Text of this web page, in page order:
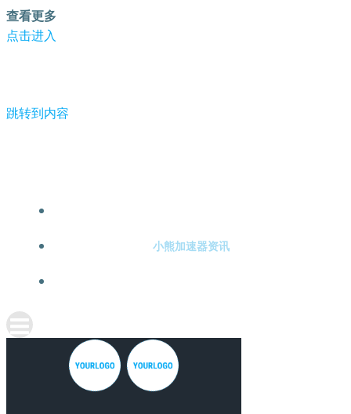
查看更多
点击进入
跳转到内容
小熊加速器资讯